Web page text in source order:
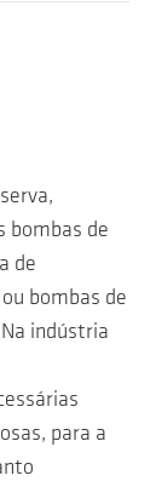
bombas de
de
bombas de
indústria
para a